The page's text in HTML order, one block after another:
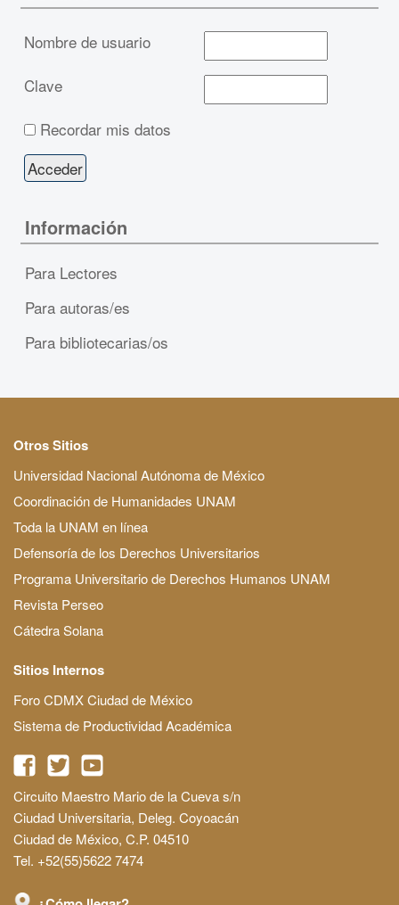
Nombre de usuario
Clave
Recordar mis datos
Información
Para Lectores
Para autoras/es
Para bibliotecarias/os
Otros Sitios
Universidad Nacional Autónoma de México
Coordinación de Humanidades UNAM
Toda la UNAM en línea
Defensoría de los Derechos Universitarios
Programa Universitario de Derechos Humanos UNAM
Revista Perseo
Cátedra Solana
Sitios Internos
Foro CDMX Ciudad de México
Sistema de Productividad Académica
Circuito Maestro Mario de la Cueva s/n
Ciudad Universitaria, Deleg. Coyoacán
Ciudad de México, C.P. 04510
Tel. +52(55)5622 7474